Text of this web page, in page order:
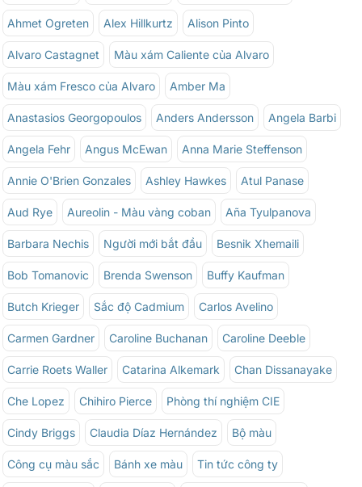
Ahmet Ogreten Alex Hillkurtz Alison Pinto
Alvaro Castagnet Màu xám Caliente của Alvaro
Màu xám Fresco của Alvaro Amber Ma
Anastasios Georgopoulos Anders Andersson Angela Barbi
Angela Fehr Angus McEwan Anna Marie Steffenson
Annie O'Brien Gonzales Ashley Hawkes Atul Panase
Aud Rye Aureolin - Màu vàng coban Aña Tyulpanova
Barbara Nechis Người mới bắt đầu Besnik Xhemaili
Bob Tomanovic Brenda Swenson Buffy Kaufman
Butch Krieger Sắc độ Cadmium Carlos Avelino
Carmen Gardner Caroline Buchanan Caroline Deeble
Carrie Roets Waller Catarina Alkemark Chan Dissanayake
Che Lopez Chihiro Pierce Phòng thí nghiệm CIE
Cindy Briggs Claudia Díaz Hernández Bộ màu
Công cụ màu sắc Bánh xe màu Tin tức công ty